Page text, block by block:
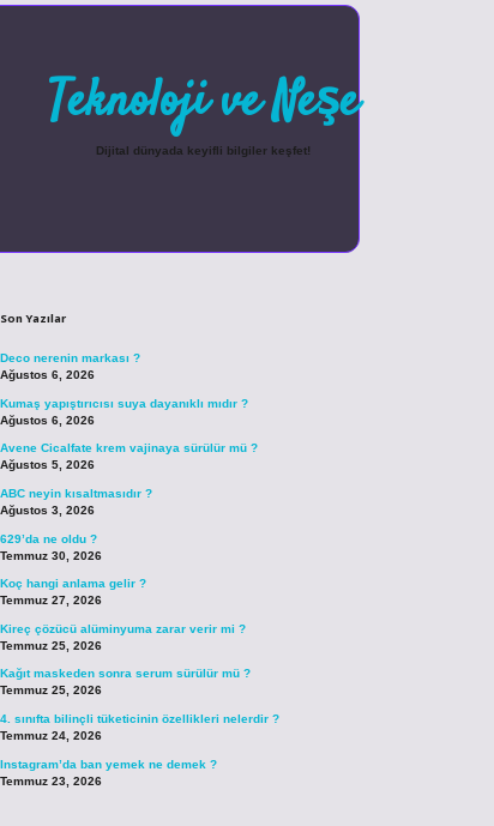
Teknoloji ve Neşe
Dijital dünyada keyifli bilgiler keşfet!
Son Yazılar
Deco nerenin markası ?
Ağustos 6, 2026
Kumaş yapıştırıcısı suya dayanıklı mıdır ?
Ağustos 6, 2026
Avene Cicalfate krem vajinaya sürülür mü ?
Ağustos 5, 2026
ABC neyin kısaltmasıdır ?
Ağustos 3, 2026
629’da ne oldu ?
Temmuz 30, 2026
Koç hangi anlama gelir ?
Temmuz 27, 2026
Kireç çözücü alüminyuma zarar verir mi ?
Temmuz 25, 2026
Kağıt maskeden sonra serum sürülür mü ?
Temmuz 25, 2026
4. sınıfta bilinçli tüketicinin özellikleri nelerdir ?
Temmuz 24, 2026
Instagram’da ban yemek ne demek ?
Temmuz 23, 2026